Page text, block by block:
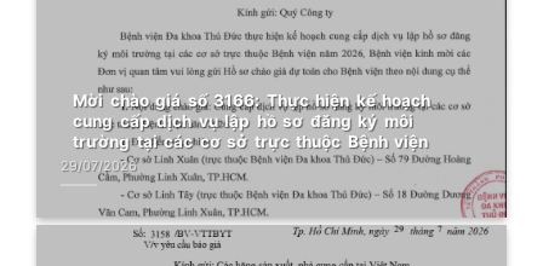
Mời chào giá số 3166: Thực hiện kế hoạch
cung cấp dịch vụ lập hồ sơ đăng ký môi
trường tại các cơ sở trực thuộc Bệnh viện
29/07/2026